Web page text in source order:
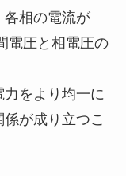
各相の電流が
電圧と相電圧の
をより均一に
が成り立つこ